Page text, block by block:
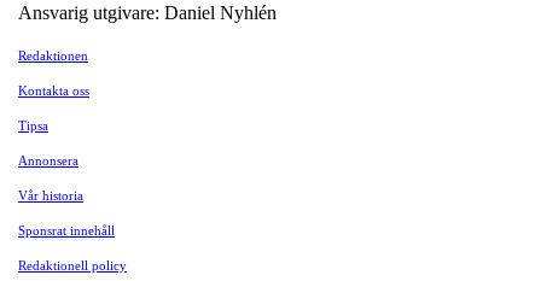
Ansvarig utgivare: Daniel Nyhlén
Redaktionen
Kontakta oss
Tipsa
Annonsera
Vår historia
Sponsrat innehåll
Redaktionell policy